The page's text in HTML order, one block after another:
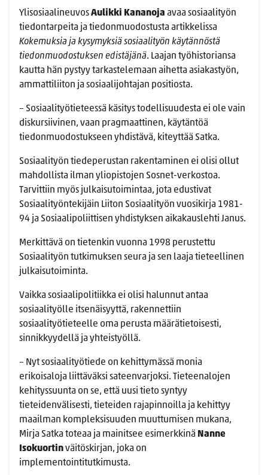
YlisosiaalineuvosAulikki Kananoja avaa sosiaalityön
tiedontarpeita ja tiedonmuodostusta artikkelissa
Kokemuksia ja kysymyksiä sosiaalityön käytännöstä
tiedonmuodostuksen edistäjänä. Laajan työhistoriansa
kautta hän pystyy tarkastelemaan aihetta asiakastyön,
ammattiliiton ja sosiaalijohtajan positiosta.
– Sosiaalityötieteessä käsitys todellisuudesta ei ole vain
diskursiivinen, vaan pragmaattinen, käytäntöä
tiedonmuodostukseen yhdistävä, kiteyttää Satka.
Sosiaalityön tiedeperustan rakentaminen ei olisi ollut
mahdollista ilman yliopistojen Sosnet-verkostoa.
Tarvittiin myös julkaisutoimintaa, jota edustivat
Sosiaalityöntekijäin Liiton Sosiaalityön vuosikirja 1981-
94 ja Sosiaalipoliittisen yhdistyksen aikakauslehti Janus.
Merkittävä on tietenkin vuonna 1998 perustettu
Sosiaalityön tutkimuksen seura ja sen laaja tieteellinen
julkaisutoiminta.
Vaikka sosiaalipolitiikka ei olisi halunnut antaa
sosiaalityölle itsenäisyyttä, rakennettiin
sosiaalityötieteelle oma perusta määrätietoisesti,
sinnikkyydellä ja yhteistyöllä.
– Nyt sosiaalityötiede on kehittymässä monia
erikoisaloja liittäväksi sateenvarjoksi. Tieteenalojen
kehityssuunta on se, että uusi tieto syntyy
tieteidenvälisesti, tieteiden rajapinnoilla ja kehittyy
maailman kompleksisuuden muuttumisen mukana,
Mirja Satka toteaa ja mainitsee esimerkkinä Nanne
Isokuortinväitöskirjan, joka on
implementointitutkimusta.